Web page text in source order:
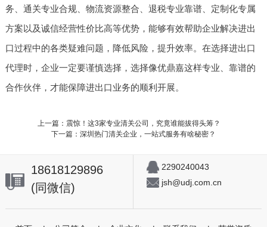
务、通关专业合规、物流资源整合、退税专业靠谱、定制化专属
方案以及诚信经营性价比高等优势，能够有效帮助企业解决进出
口过程中的各类疑难问题，降低风险，提升效率。在选择进出口
代理时，企业一定要谨慎选择，选择像优鼎嘉这样专业、靠谱的
合作伙伴，才能保障进出口业务的顺利开展。
上一篇：震惊！这3家专业清关公司，究竟谁能拔得头筹？
下一篇：深圳热门清关企业，一站式服务有啥秘密？
18618129896
(同微信)
2290240043
jsh@udj.com.cn